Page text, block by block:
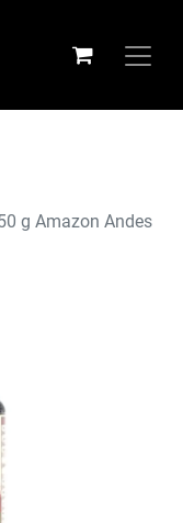
g Amazon Andes